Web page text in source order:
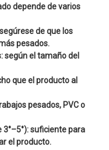
depende de varios
de que los
pesados.
según el tamaño del
que el producto al
pesados, PVC o
suficiente para
el producto.